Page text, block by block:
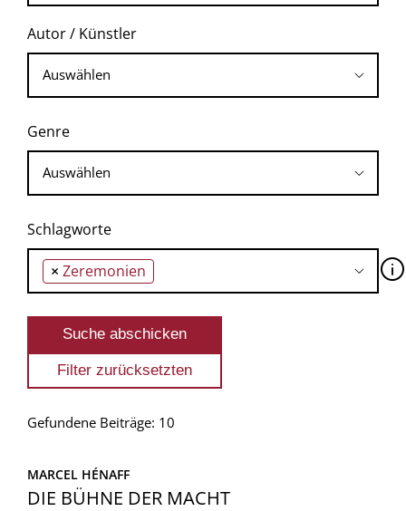
Autor / Künstler
Genre
Schlagworte
× Zeremonien 🛈
Gefundene Beiträge: 10
MARCEL HÉNAFF
DIE BÜHNE DER MACHT